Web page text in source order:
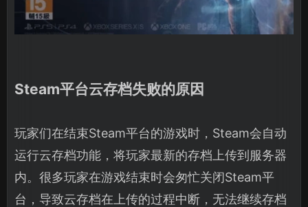
Steam平台云存档失败的原因
玩家们在结束Steam平台的游戏时，Steam会自动
运行云存档功能，将玩家最新的存档上传到服务器
内。很多玩家在游戏结束时会匆忙关闭Steam平
台，导致云存档在上传的过程中断，无法继续存档